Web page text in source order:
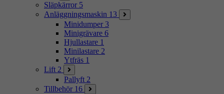
Släpkärror 5
Anläggningsmaskin 13
Minidumper 3
Minigrävare 6
Hjullastare 1
Minilastare 2
Ytfräs 1
Lift 2
Pallyft 2
Tillbehör 16